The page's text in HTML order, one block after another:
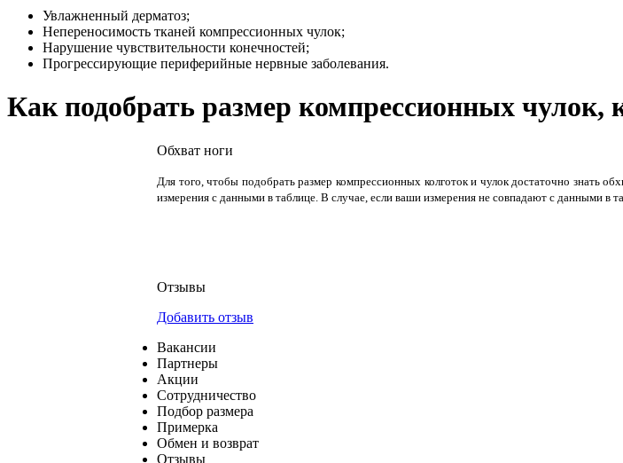
Увлажненный дерматоз;
Непереносимость тканей компрессионных чулок;
Нарушение чувствительности конечностей;
Прогрессирующие периферийные нервные заболевания.
Как подобрать размер компрессионных чулок,
Обхват ноги
Для того, чтобы подобрать размер компрессионных колготок и чулок достаточно знать
измерения с данными в таблице. В случае, если ваши измерения не совпадают с данными в
Отзывы
Добавить отзыв
Вакансии
Партнеры
Акции
Сотрудничество
Подбор размера
Примерка
Обмен и возврат
Отзывы